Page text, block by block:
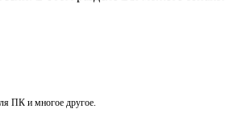
ПК и многое другое.